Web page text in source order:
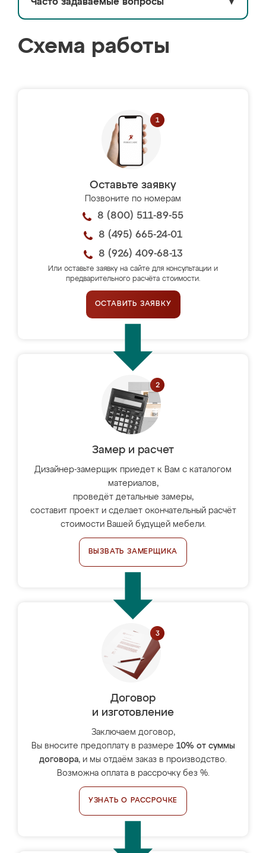
Часто задаваемые вопросы ▼
Схема работы
Оставьте заявку
Позвоните по номерам
8 (800) 511-89-55
8 (495) 665-24-01
8 (926) 409-68-13
Или оставьте заявку на сайте для консультации и
предварительного расчёта стоимости.
ОСТАВИТЬ ЗАЯВКУ
Замер и расчет
Дизайнер-замерщик приедет к Вам с каталогом
материалов,
проведёт детальные замеры,
составит проект и сделает окончательный расчёт
стоимости Вашей будущей мебели.
ВЫЗВАТЬ ЗАМЕРЩИКА
Договор
и изготовление
Заключаем договор,
Вы вносите предоплату в размере 10% от суммы
договора, и мы отдаём заказ в производство.
Возможна оплата в рассрочку без %.
УЗНАТЬ О РАССРОЧКЕ